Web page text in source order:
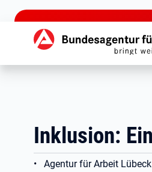
zu den Hauptinhalten springen
Hauptnavigation
Inklusion:
• Agentur für Arbeit